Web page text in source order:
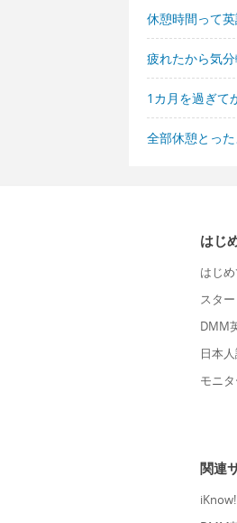
休憩時間って
疲れたから気
1カ月を過ぎて
全部休憩とっ
はじ
はじ
スタ
DMM
日本
モニ
関連